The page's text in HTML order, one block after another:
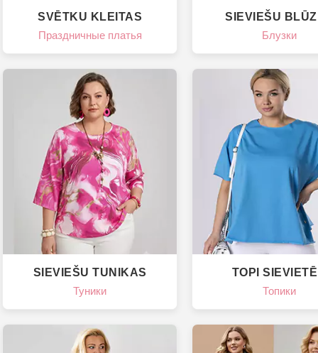
SVĒTKU KLEITAS
Праздничные платья
SIEVIEŠU
Блузки
SIEVIEŠU TUNIKAS
Туники
TOPI
Топики